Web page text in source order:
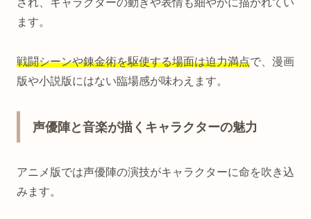
され、キャラクターの動きや表情も細やかに描かれてい
ます。
戦闘シーンや錬金術を駆使する場面は迫力満点で、漫画
版や小説版にはない臨場感が味わえます。
声優陣と音楽が描くキャラクターの魅力
アニメ版では声優陣の演技がキャラクターに命を吹き込
みます。